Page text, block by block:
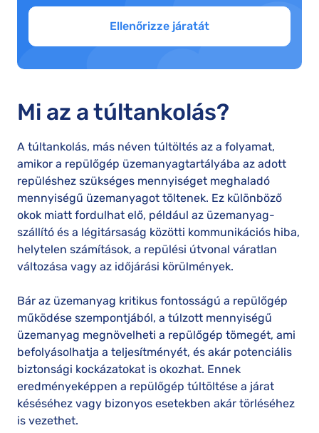
Ellenőrizze járatát
Mi az a túltankolás?
A túltankolás, más néven túltöltés az a folyamat,
amikor a repülőgép üzemanyagtartályába az adott
repüléshez szükséges mennyiséget meghaladó
mennyiségű üzemanyagot töltenek. Ez különböző
okok miatt fordulhat elő, például az üzemanyag-
szállító és a légitársaság közötti kommunikációs hiba,
helytelen számítások, a repülési útvonal váratlan
változása vagy az időjárási körülmények.
Bár az üzemanyag kritikus fontosságú a repülőgép
működése szempontjából, a túlzott mennyiségű
üzemanyag megnövelheti a repülőgép tömegét, ami
befolyásolhatja a teljesítményét, és akár potenciális
biztonsági kockázatokat is okozhat. Ennek
eredményeképpen a repülőgép túltöltése a járat
késéséhez vagy bizonyos esetekben akár törléséhez
is vezethet.